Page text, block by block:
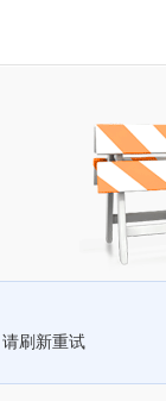
刷新重试